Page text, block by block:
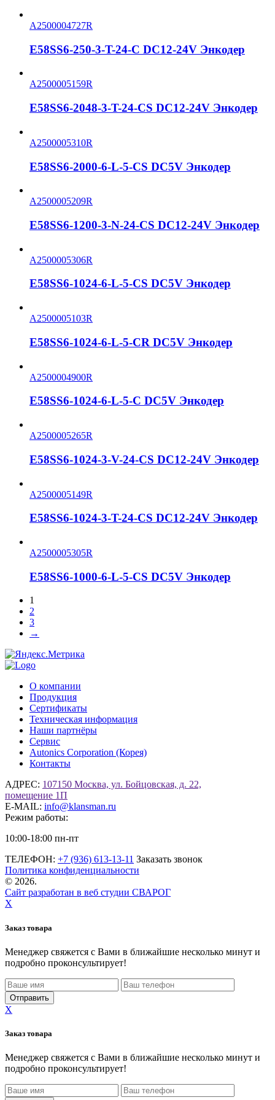
A2500004727R
E58SS6-250-3-T-24-C DC12-24V Энкодер
A2500005159R
E58SS6-2048-3-T-24-CS DC12-24V Энкодер
A2500005310R
E58SS6-2000-6-L-5-CS DC5V Энкодер
A2500005209R
E58SS6-1200-3-N-24-CS DC12-24V Энкодер
A2500005306R
E58SS6-1024-6-L-5-CS DC5V Энкодер
A2500005103R
E58SS6-1024-6-L-5-CR DC5V Энкодер
A2500004900R
E58SS6-1024-6-L-5-C DC5V Энкодер
A2500005265R
E58SS6-1024-3-V-24-CS DC12-24V Энкодер
A2500005149R
E58SS6-1024-3-T-24-CS DC12-24V Энкодер
A2500005305R
E58SS6-1000-6-L-5-CS DC5V Энкодер
1
2
3
→
О компании
Продукция
Сертификаты
Техническая информация
Наши партнёры
Сервис
Autonics Corporation (Корея)
Контакты
АДРЕС: 107150 Москва, ул. Бойцовская, д. 22,
помещение 1П
E-MAIL: info@klansman.ru
Режим работы:
10:00-18:00 пн-пт
ТЕЛЕФОН: +7 (936) 613-13-11 Заказать звонок
Политика конфиденциальности
© 2026.
Сайт разработан в веб студии СВАРОГ
X
Заказ товара
Менеджер свяжется с Вами в ближайшие несколько минут и
подробно проконсультирует!
X
Заказ товара
Менеджер свяжется с Вами в ближайшие несколько минут и
подробно проконсультирует!